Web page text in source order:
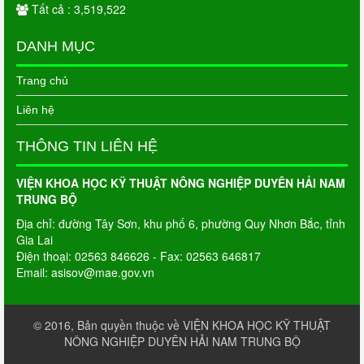
Tất cả : 3,519,522
DANH MỤC
Trang chủ
Liên hệ
THÔNG TIN LIÊN HỆ
VIỆN KHOA HỌC KỸ THUẬT NÔNG NGHIỆP DUYÊN HẢI NAM
TRUNG BỘ
Địa chỉ: đường Tây Sơn, khu phố 6, phường Quy Nhơn Bắc, tỉnh
Gia Lai
Điện thoại: 02563 846626 - Fax: 02563 646817
Email: asisov@mae.gov.vn
© 2016, Bản quyền thuộc về VIỆN KHOA HỌC KỸ THUẬT
NÔNG NGHIỆP DUYÊN HẢI NAM TRUNG BỘ